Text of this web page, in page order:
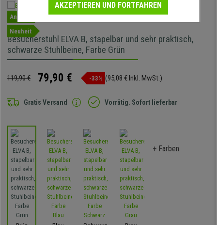
Angebot
Neuheit
Besucherstuhl ELVA B, stapelbar und sehr praktisch,
schwarze Stuhlbeine, Farbe Grün
119,90 € 79,90 € -33% (95,08 € Inkl. MwSt.)
Gratis Versand Vorrätig. Sofort lieferbar
+ Farben
AKZEPTIEREN UND FORTFAHREN